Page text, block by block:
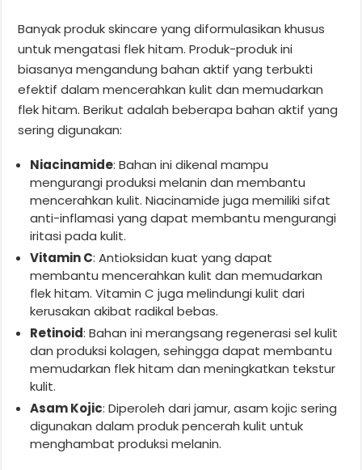
Banyak produk skincare yang diformulasikan khusus
untuk mengatasi flek hitam. Produk-produk ini
biasanya mengandung bahan aktif yang terbukti
efektif dalam mencerahkan kulit dan memudarkan
flek hitam. Berikut adalah beberapa bahan aktif yang
sering digunakan:
Niacinamide: Bahan ini dikenal mampu
mengurangi produksi melanin dan membantu
mencerahkan kulit. Niacinamide juga memiliki sifat
anti-inflamasi yang dapat membantu mengurangi
iritasi pada kulit.
Vitamin C: Antioksidan kuat yang dapat
membantu mencerahkan kulit dan memudarkan
flek hitam. Vitamin C juga melindungi kulit dari
kerusakan akibat radikal bebas.
Retinoid: Bahan ini merangsang regenerasi sel kulit
dan produksi kolagen, sehingga dapat membantu
memudarkan flek hitam dan meningkatkan tekstur
kulit.
Asam Kojic: Diperoleh dari jamur, asam kojic sering
digunakan dalam produk pencerah kulit untuk
menghambat produksi melanin.